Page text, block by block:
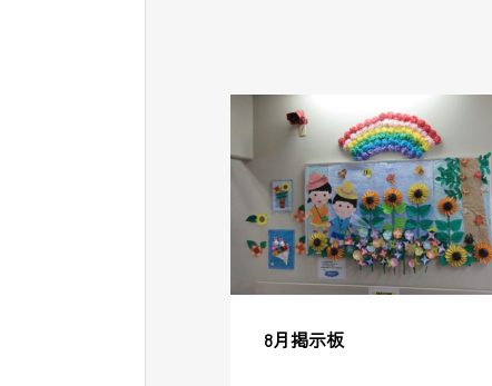
8月掲示板